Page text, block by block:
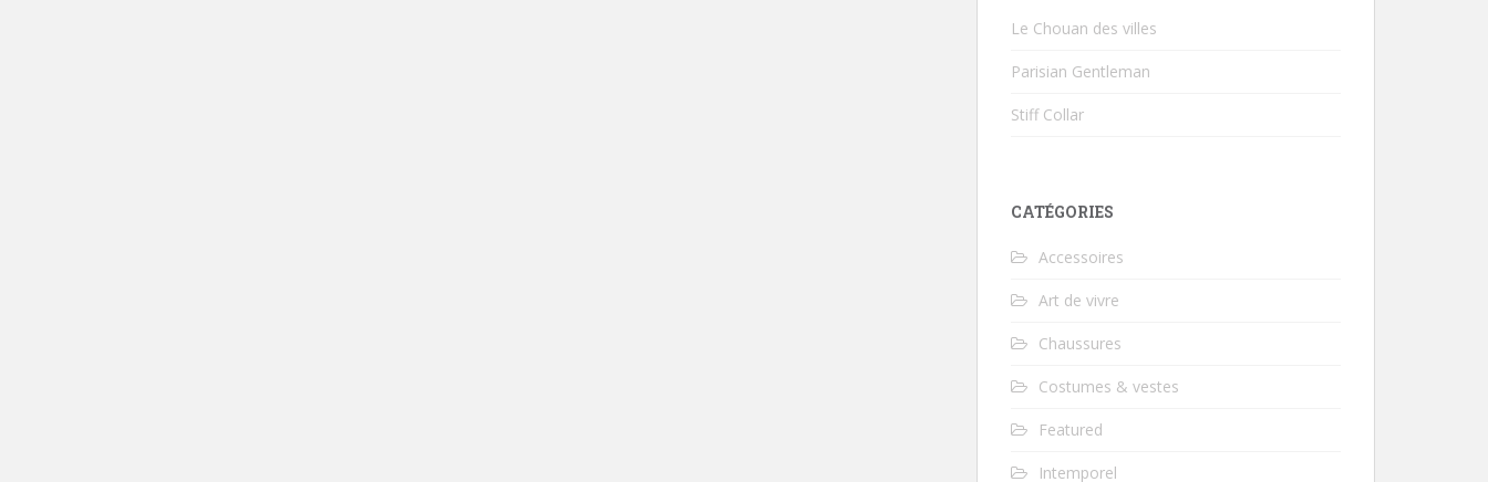
Le Chouan des villes
Parisian Gentleman
Stiff Collar
CATÉGORIES
Accessoires
Art de vivre
Chaussures
Costumes & vestes
Featured
Intemporel